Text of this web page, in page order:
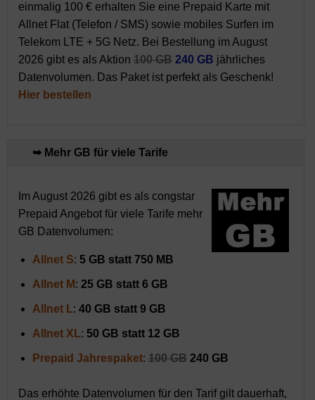
einmalig 100 € erhalten Sie eine Prepaid Karte mit
Allnet Flat (Telefon / SMS) sowie mobiles Surfen im
Telekom LTE + 5G Netz. Bei Bestellung im August
2026 gibt es als Aktion 100 GB 240 GB jährliches
Datenvolumen. Das Paket ist perfekt als Geschenk!
Hier bestellen
➥ Mehr GB für viele Tarife
Im August 2026 gibt es als congstar
Prepaid Angebot für viele Tarife mehr
GB Datenvolumen:
Allnet S: 5 GB statt 750 MB
Allnet M : 25 GB statt 6 GB
Allnet L: 40 GB statt 9 GB
Allnet XL: 50 GB statt 12 GB
Prepaid Jahrespaket: 100 GB 240 GB
Das erhöhte Datenvolumen für den Tarif gilt dauerhaft,